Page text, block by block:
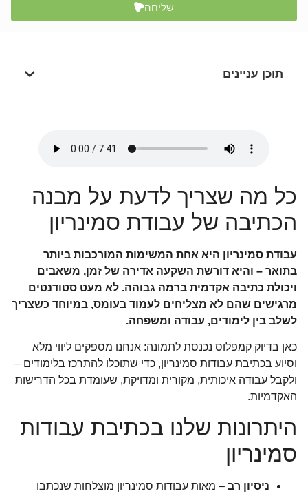
שליחה
תוכן עניינים
כל מה שצריך לדעת על מבנה
הכתיבה של עבודת סמינריון
עבודת סמינריון היא אחת המשימות המורכבות ביותר
בתואר – והיא דורשת השקעה אדירה של זמן, משאבים
ויכולת כתיבה אקדמית ברמה גבוהה. לא מעט סטודנטים
מרגישים שהם לא מצליחים לעמוד בעומס, במיוחד כשצריך
לשלב בין לימודים, עבודה ומשפחה.
כאן בדיוק קמפלוס נכנסת לתמונה: אנחנו מספקים ליווי מלא
וסיוע בכתיבת עבודות סמינריון, כדי שתוכלו להתרכז בלימודים –
ולקבל עבודה איכותית, מקורית ומדויקת, שעומדת בכל הדרישות
האקדמיות.
היתרונות שלנו בכתיבת עבודות
סמינריון
ניסיון רב – מאות עבודות סמינריון מוצלחות שנכתבו